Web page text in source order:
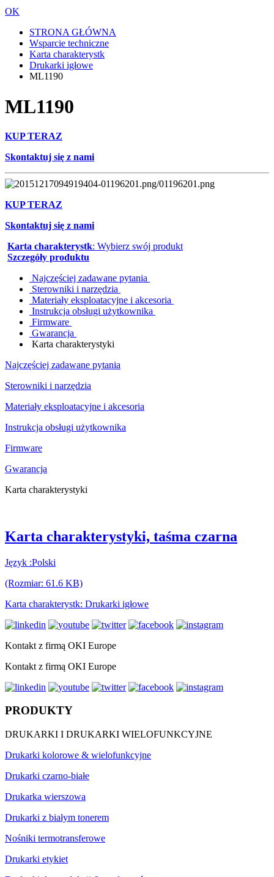
OK
STRONA GŁÓWNA
Wsparcie techniczne
Karta charakterystk
Drukarki igłowe
ML1190
ML1190
KUP TERAZ
Skontaktuj się z nami
KUP TERAZ
Skontaktuj się z nami
Karta charakterystk: Wybierz swój produkt
Szczegóły produktu
Najczęściej zadawane pytania
Sterowniki i narzędzia
Materiały eksploatacyjne i akcesoria
Instrukcja obsługi użytkownika
Firmware
Gwarancja
Karta charakterystyki
Najczęściej zadawane pytania
Sterowniki i narzędzia
Materiały eksploatacyjne i akcesoria
Instrukcja obsługi użytkownika
Firmware
Gwarancja
Karta charakterystyki
Karta charakterystyki, taśma czarna
Język :Polski
(Rozmiar: 61.6 KB)
Karta charakterystk: Drukarki igłowe
Kontakt z firmą OKI Europe
Kontakt z firmą OKI Europe
PRODUKTY
DRUKARKI I DRUKARKI WIELOFUNKCYJNE
Drukarki kolorowe & wielofunkcyjne
Drukarki czarno-białe
Drukarka wierszowa
Drukarki z białym tonerem
Nośniki termotransferowe
Drukarki etykiet